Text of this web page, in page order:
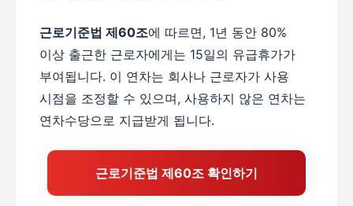
근로기준법 제60조에 따르면, 1년 동안 80%
이상 출근한 근로자에게는 15일의 유급휴가가
부여됩니다. 이 연차는 회사나 근로자가 사용
시점을 조정할 수 있으며, 사용하지 않은 연차는
연차수당으로 지급받게 됩니다.
근로기준법 제60조 확인하기